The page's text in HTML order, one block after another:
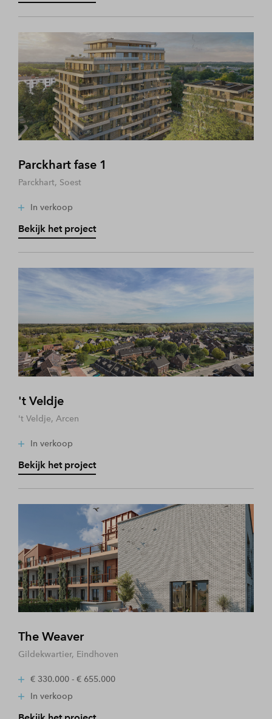
Parckhart fase 1
Parckhart, Soest
In verkoop
Bekijk het project
't Veldje
't Veldje, Arcen
In verkoop
Bekijk het project
The Weaver
Gildekwartier, Eindhoven
€ 330.000 - € 655.000
In verkoop